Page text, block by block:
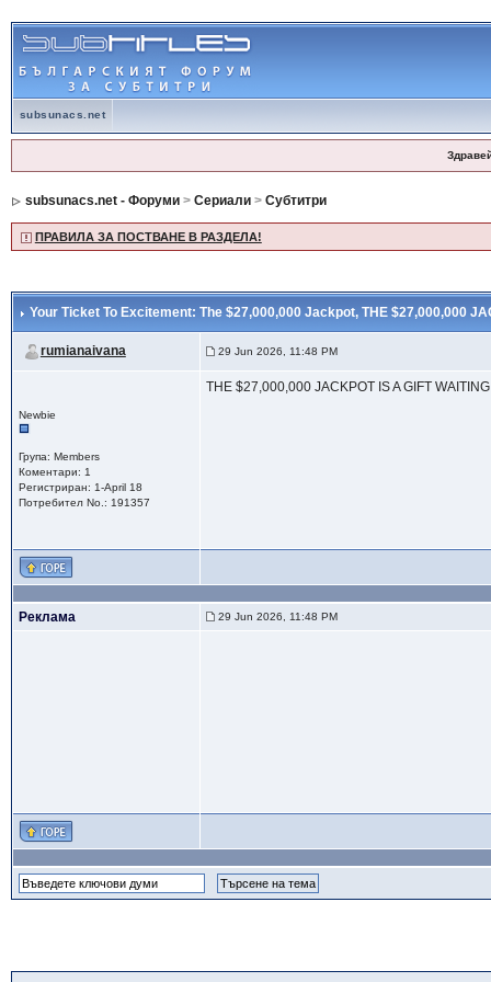
subsunacs.net
subsunacs.net - Форуми> Сериали> Субтитри
ПРАВИЛА ЗА ПОСТВАНЕ В РАЗДЕЛА!
Your Ticket To Excitement: The $27,000,000 Jackpot, THE $27,000,000
rumianaivana 29 Jun 2026, 11:48 PM
Newbie
Група: Members
Коментари: 1
Регистриран: 1-April 18
Потребител No.: 191357
THE $27,000,000 JACKPOT IS A GIFT
Реклама 29 Jun 2026, 11:48 PM